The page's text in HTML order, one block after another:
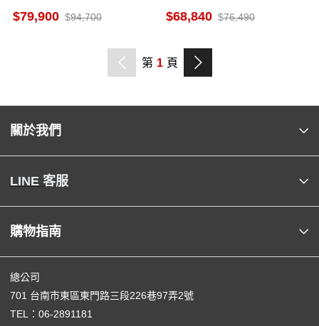
5公斤 伊萊克斯 手持吸塵器
79,900 94,700
日本原裝
68,840 76,490
第 1 頁
關於我們
LINE 客服
購物指南
總公司
701 台南市東區東門路三段226巷97弄2號
TEL： 06-2891181